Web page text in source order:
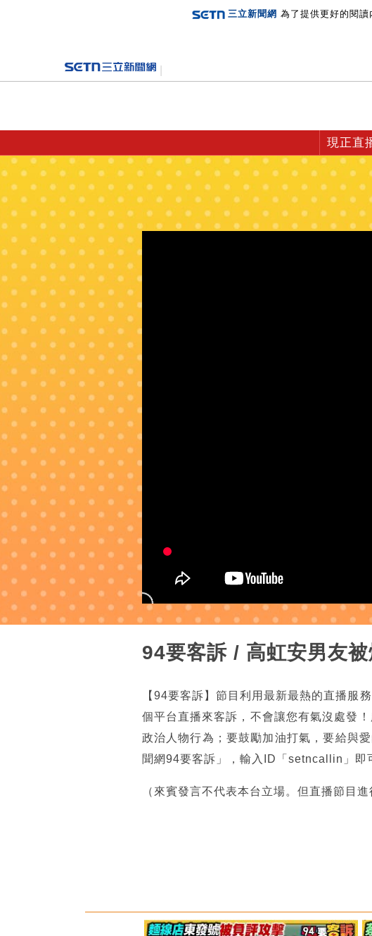
三立新聞網 為了提供更好的閱讀
現正直
94要客訴 / 高虹安男友
【94要客訴】節目利用最新最熱的直播服
個平台直播來客訴，不會讓您有氣沒處發
政治人物行為；要鼓勵加油打氣，要給與
聞網94要客訴」，輸入ID「setncallin」即
（來賓發言不代表本台立場。但直播節目